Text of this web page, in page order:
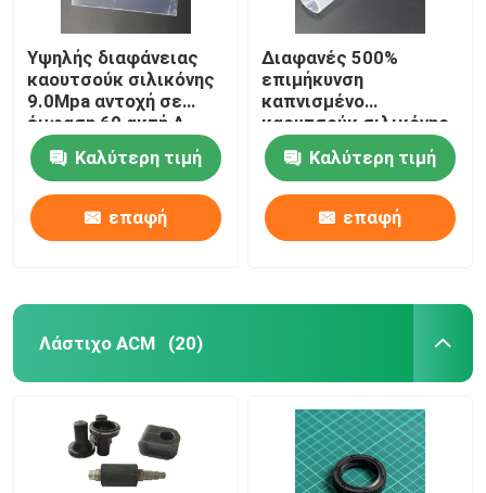
Υψηλής διαφάνειας
καουτσούκ σιλικόνης
9.0Mpa αντοχή σε
έμφαση 60 ακτή Α
σημεία
Καλύτερη τιμή
επαφή
Διαφανές 500%
επιμήκυνση
καπνισμένο
καουτσούκ σιλικόνης
με αντοχή σε δάκρυα
40
Καλύτερη τιμή
επαφή
Λάστιχο ACM (20)